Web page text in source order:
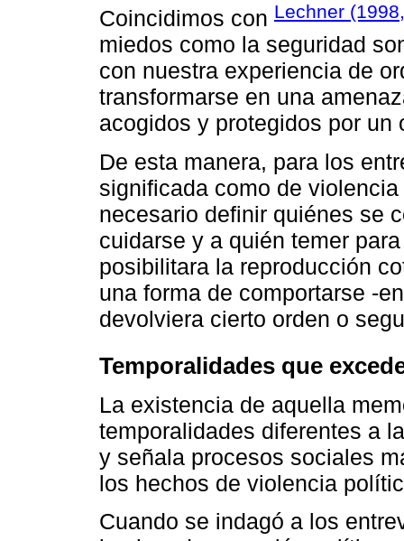
Coincidimos con Lechner
miedos como la seguridad
con nuestra experiencia de
transformarse en una
acogidos y protegidos por un
De esta manera, para los
significada como de
necesario definir quiénes se
cuidarse y a quién temer
posibilitara la reproducción
una forma de comportarse -
devolviera cierto orden o
Temporalidades que
La existencia de aquella
temporalidades diferentes a
y señala procesos sociales
los hechos de violencia
Cuando se indagó a los